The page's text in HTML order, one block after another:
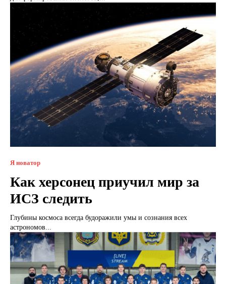
Я новатор
Как херсонец приучил мир за
ИСЗ следить
Глубины космоса всегда будоражили умы и сознания всех
астрономов...